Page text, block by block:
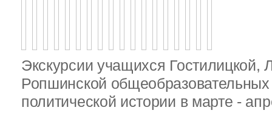
Экскурсии учащихся Гостилицкой,
Ропшинской
политической истории в марте -